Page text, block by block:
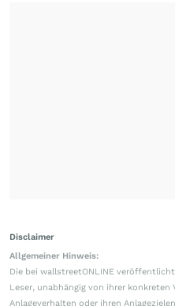
Disclaimer
Allgemeiner Hinweis:
Die bei wallstreetONLINE
Leser, unabhängig von ihrer
Anlageverhalten oder ihren